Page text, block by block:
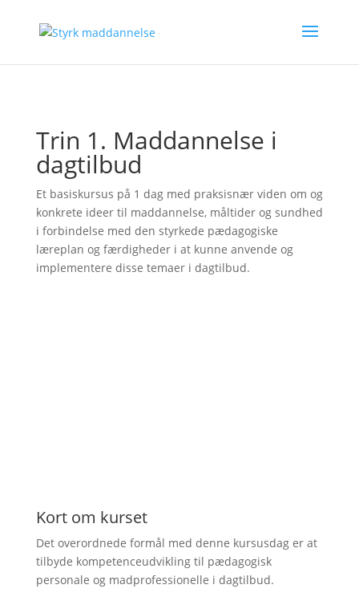
Trin 1. Maddannelse i
dagtilbud
Et basiskursus på 1 dag med praksisnær viden om og
konkrete ideer til maddannelse, måltider og sundhed
i forbindelse med den styrkede pædagogiske
læreplan og færdigheder i at kunne anvende og
implementere disse temaer i dagtilbud.
Kort om kurset
Det overordnede formål med denne kursusdag er at
tilbyde kompetenceudvikling til pædagogisk
personale og madprofessionelle i dagtilbud.